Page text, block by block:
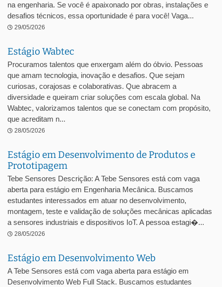
na engenharia. Se você é apaixonado por obras, instalações e
desafios técnicos, essa oportunidade é para você! Vaga...
29/05/2026
Estágio Wabtec
Procuramos talentos que enxergam além do óbvio. Pessoas
que amam tecnologia, inovação e desafios. Que sejam
curiosas, corajosas e colaborativas. Que abracem a
diversidade e queiram criar soluções com escala global. Na
Wabtec, valorizamos talentos que se conectam com propósito,
que acreditam n...
28/05/2026
Estágio em Desenvolvimento de Produtos e
Prototipagem
Tebe Sensores Descrição: A Tebe Sensores está com vaga
aberta para estágio em Engenharia Mecânica. Buscamos
estudantes interessados em atuar no desenvolvimento,
montagem, teste e validação de soluções mecânicas aplicadas
a sensores industriais e dispositivos IoT. A pessoa estagi�...
28/05/2026
Estágio em Desenvolvimento Web
A Tebe Sensores está com vaga aberta para estágio em
Desenvolvimento Web Full Stack. Buscamos estudantes